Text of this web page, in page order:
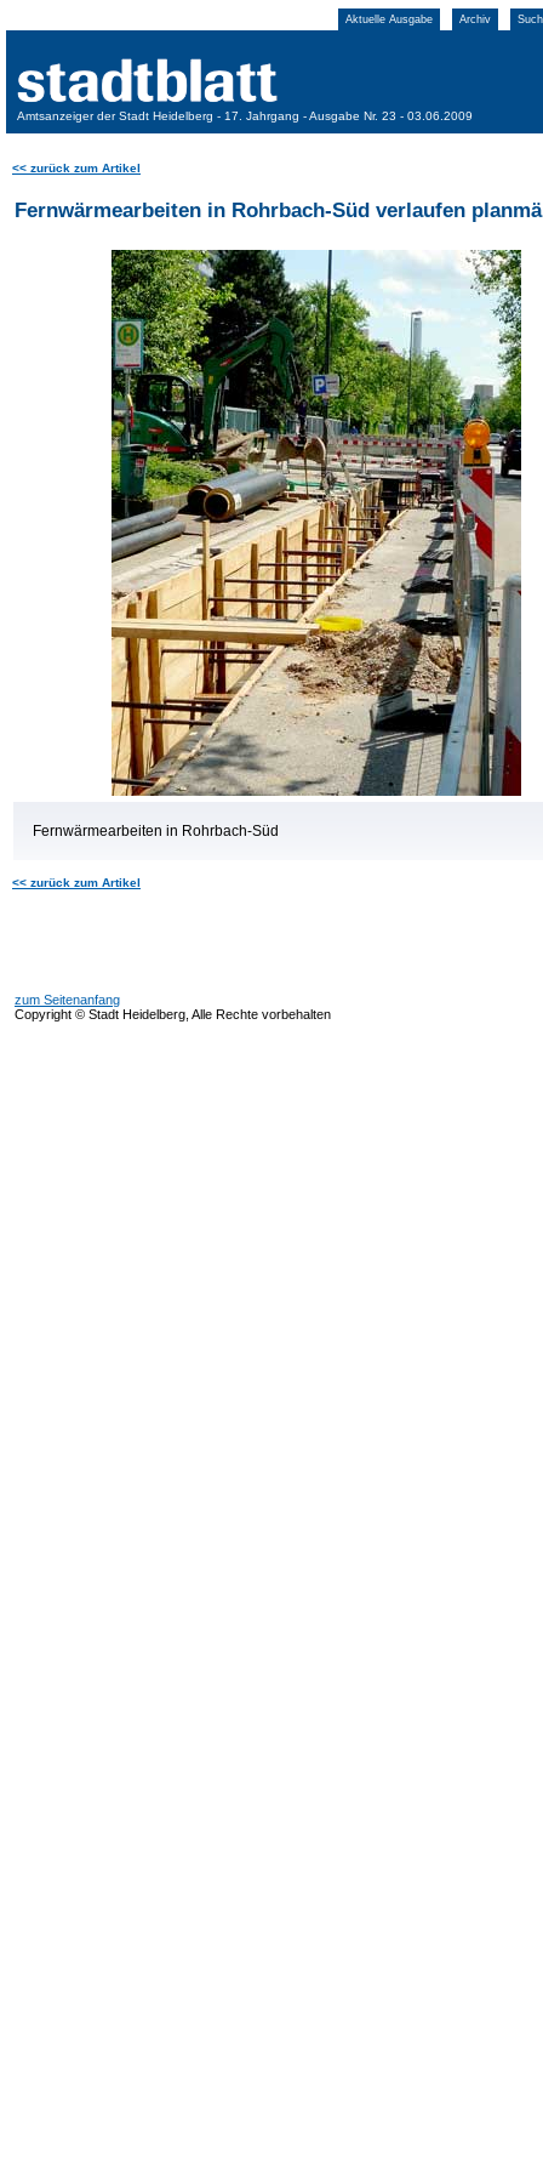
Aktuelle Ausgabe Archiv
Amtsanzeiger der Stadt Heidelberg - 17. Jahrgang - Ausgabe Nr. 23 - 03.06.2009
<< zurück zum Artikel
Fernwärmearbeiten in Rohrbach-Süd verlaufen
Fernwärmearbeiten in Rohrbach-Süd
<< zurück zum Artikel
zum Seitenanfang
Copyright © Stadt Heidelberg, Alle Rechte vorbehalten